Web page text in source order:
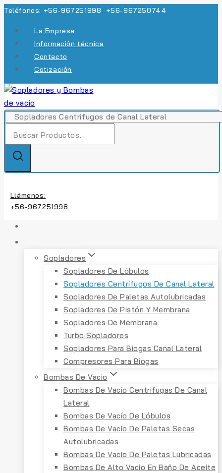
Skip
Teléfonos: +56-967251998 +56-967250744
La Empresa
Información técnica
Contacto
Cotización
de:
Llámenos:
+56-967251998
Sopladores
Sopladores De Lóbulos
Sopladores Centrífugos De Canal Lateral
Sopladores De Paletas Autolubricadas
Sopladores De Pistón Y Membrana
Sopladores De Membrana
Turbo Sopladores
Sopladores Para Biogas Canal Lateral
Compresores Para Biogas
Bombas De Vacio
Bombas De Vacío Centrifugas De Canal
Lateral
Bombas De Vacío De Lóbulos
Bombas De Vacio De Paletas Secas
Autolubricadas
Bombas De Vacio De Paletas Lubricadas
Bombas De Alto Vacio En Baño De Aceite